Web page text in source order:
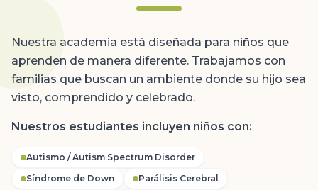
Nuestra academia está diseñada para niños que
aprenden de manera diferente. Trabajamos con
familias que buscan un ambiente donde su hijo sea
visto, comprendido y celebrado.
Nuestros estudiantes incluyen niños con:
Autismo / Autism Spectrum Disorder
Síndrome de Down
Parálisis Cerebral